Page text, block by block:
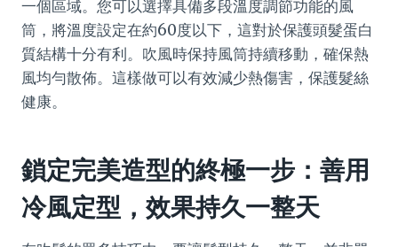
一個區域。您可以選擇具備多段溫度調節功能的風
筒，將溫度設定在約60度以下，這對於保護頭髮蛋白
質結構十分有利。吹風時保持風筒持續移動，確保熱
風均勻散佈。這樣做可以有效減少熱傷害，保護髮絲
健康。
鎖定完美造型的終極一步：善用
冷風定型，效果持久一整天